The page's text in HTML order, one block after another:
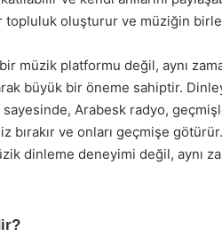
topluluk oluşturur ve müziğin
müzik platformu değil, aynı
büyük bir öneme sahiptir.
Arabesk radyo,
bırakır ve onları geçmişe
dinleme deneyimi değil, aynı